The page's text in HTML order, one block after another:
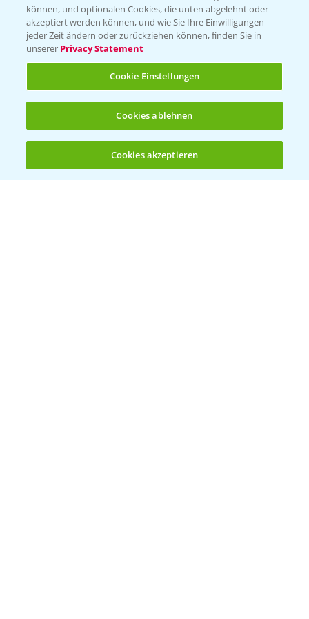
(noch 4)
Wetter Aktuell
BROSCHÜREN
Saatgut
Sonderkulturen
Verantwortung & Sorgfalt
können, und optionalen Cookies, die unten abgelehnt oder
akzeptiert werden können, und wie Sie Ihre Einwilligungen
jeder Zeit ändern oder zurückziehen können, finden Sie in
unserer Privacy Statement
Cookie Einstellungen
Cookies ablehnen
Cookies akzeptieren